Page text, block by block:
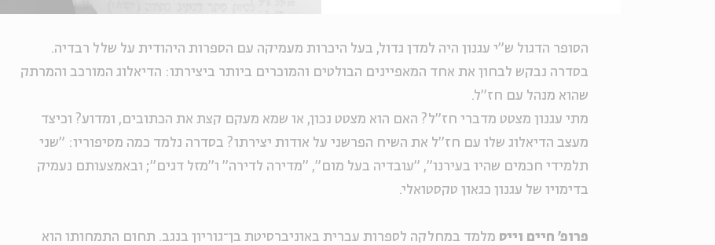
הסופר הדגול ש"י עגנון היה למדן גדול, בעל היכרות מעמיקה עם הספרות היהודית על שלל רבדיה.
בסדרה נבקש לבחון את אחד המאפיינים הבולטים והמוכרים ביותר ביצירתו: הדיאלוג המורכב והמרתק
שהוא מנהל עם חז"ל.
מתי עגנון מצטט מדברי חז"ל? האם הוא מצטט נכון, או שמא מעקם קצת את הכתובים, ומדוע? וכיצד
מעצב הדיאלוג שלו עם חז"ל את השיח הפרשני על אודות יצירתו? בסדרה נלמד כמה מסיפוריו: "שני
תלמידי חכמים שהיו בעירנו", "עובדיה בעל מום", "מדירה לדירה" ו"מזל דגים"; ובאמצעותם נעמיק
בדימויו של עגנון כגאון טקסטואלי.
פרופ' חיים וייס מלמד במחלקה לספרות עברית באוניברסיטת בן־גוריון בנגב. תחום התמחותו הוא